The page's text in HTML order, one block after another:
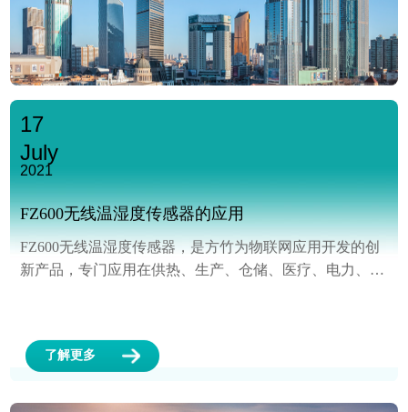
17
July
2021
FZ600无线温湿度传感器的应用
FZ600无线温湿度传感器，是方竹为物联网应用开发的创
新产品，专门应用在供热、生产、仓储、医疗、电力、机
NB-IoT无线，MQTT协议接入阿里物联网平台；超低功耗
设计，内置锂电；无需布线，工程零安装。
了解更多